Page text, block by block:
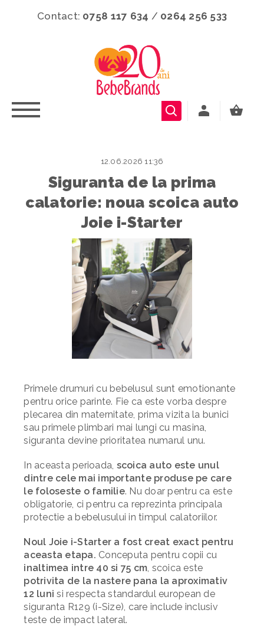
Contact: 0758 117 634 / 0264 256 533
Siguranta de la prima
calatorie: noua scoica auto
Joie i-Starter
12.06.2026 11:36
Primele drumuri cu bebelusul sunt emotionante
pentru orice parinte. Fie ca este vorba despre
plecarea din maternitate, prima vizita la bunici
sau primele plimbari mai lungi cu masina,
siguranta devine prioritatea numarul unu.
In aceasta perioada, scoica auto este unul
dintre cele mai importante produse pe care
le foloseste o familie. Nu doar pentru ca este
obligatorie, ci pentru ca reprezinta principala
protectie a bebelusului in timpul calatoriilor.
Noul Joie i-Starter a fost creat exact pentru
aceasta etapa. Conceputa pentru copii cu
inaltimea intre 40 si 75 cm, scoica este
potrivita de la nastere pana la aproximativ
12 luni si respecta standardul european de
siguranta R129 (i-Size), care include inclusiv
teste de impact lateral.